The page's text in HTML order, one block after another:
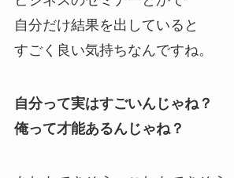
自分だけ結果を出していると
すごく良い気持ちなんですね。
自分って実はすごいんじゃね？
俺って才能あるんじゃね？